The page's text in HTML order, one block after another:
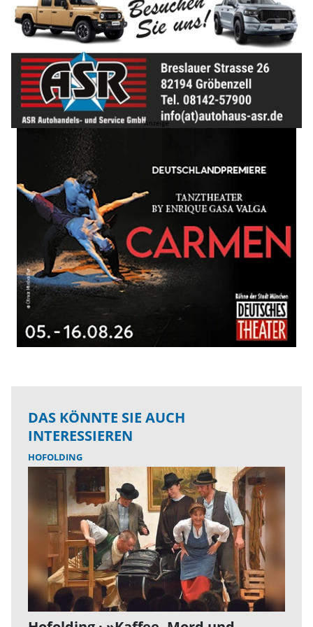
DAS KÖNNTE SIE AUCH
INTERESSIEREN
HOFOLDING